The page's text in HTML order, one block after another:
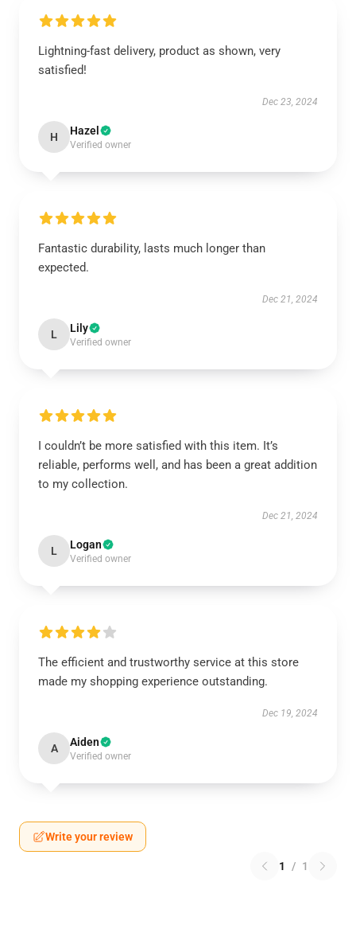
Lightning-fast delivery, product as shown, very
satisfied!
Dec 23, 2024
H Hazel
Verified owner
Fantastic durability, lasts much longer than
expected.
Dec 21, 2024
L Lily
Verified owner
I couldn’t be more satisfied with this item. It’s
reliable, performs well, and has been a great addition
to my collection.
Dec 21, 2024
L Logan
Verified owner
The efficient and trustworthy service at this store
made my shopping experience outstanding.
Dec 19, 2024
A Aiden
Verified owner
Write your review
1 / 1